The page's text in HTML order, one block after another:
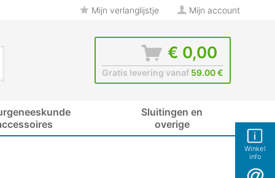
Winkel
info
Mijn verlanglijstje Mijn account
€ 0,00
Gratis levering vanaf 59.00 €
Sluitingen en
overige